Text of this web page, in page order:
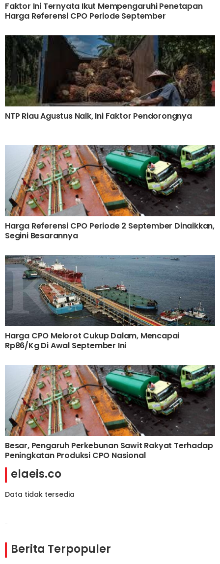
Faktor Ini Ternyata Ikut Mempengaruhi Penetapan
Harga Referensi CPO Periode September
NTP Riau Agustus Naik, Ini Faktor Pendorongnya
Harga Referensi CPO Periode 2 September Dinaikkan,
Segini Besarannya
Harga CPO Melorot Cukup Dalam, Mencapai
Rp86/Kg Di Awal September Ini
Besar, Pengaruh Perkebunan Sawit Rakyat Terhadap
Peningkatan Produksi CPO Nasional
elaeis.co
Data tidak tersedia
-
Berita Terpopuler